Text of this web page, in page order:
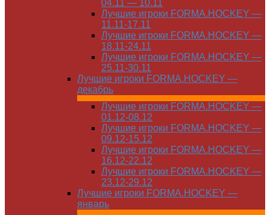
04.11 — 10.11
Лучшие игроки FORMA.HOCKEY —
11.11-17.11
Лучшие игроки FORMA.HOCKEY —
18.11-24.11
Лучшие игроки FORMA.HOCKEY —
25.11-30.11
Лучшие игроки FORMA.HOCKEY —
декабрь
Лучшие игроки FORMA.HOCKEY —
01.12-08.12
Лучшие игроки FORMA.HOCKEY —
09.12-15.12
Лучшие игроки FORMA.HOCKEY —
16.12-22.12
Лучшие игроки FORMA.HOCKEY —
23.12-29.12
Лучшие игроки FORMA.HOCKEY —
январь